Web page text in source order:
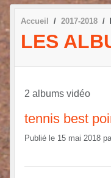
Accueil 2017-2018
LES
2 albums vidéo
tennis best
Publié le 15 mai 2018